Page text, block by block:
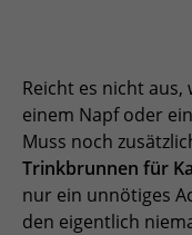
Reicht es nicht aus,
einem Napf oder
Muss noch
Trinkbrunnen für
nur ein unnötiges
den eigentlich